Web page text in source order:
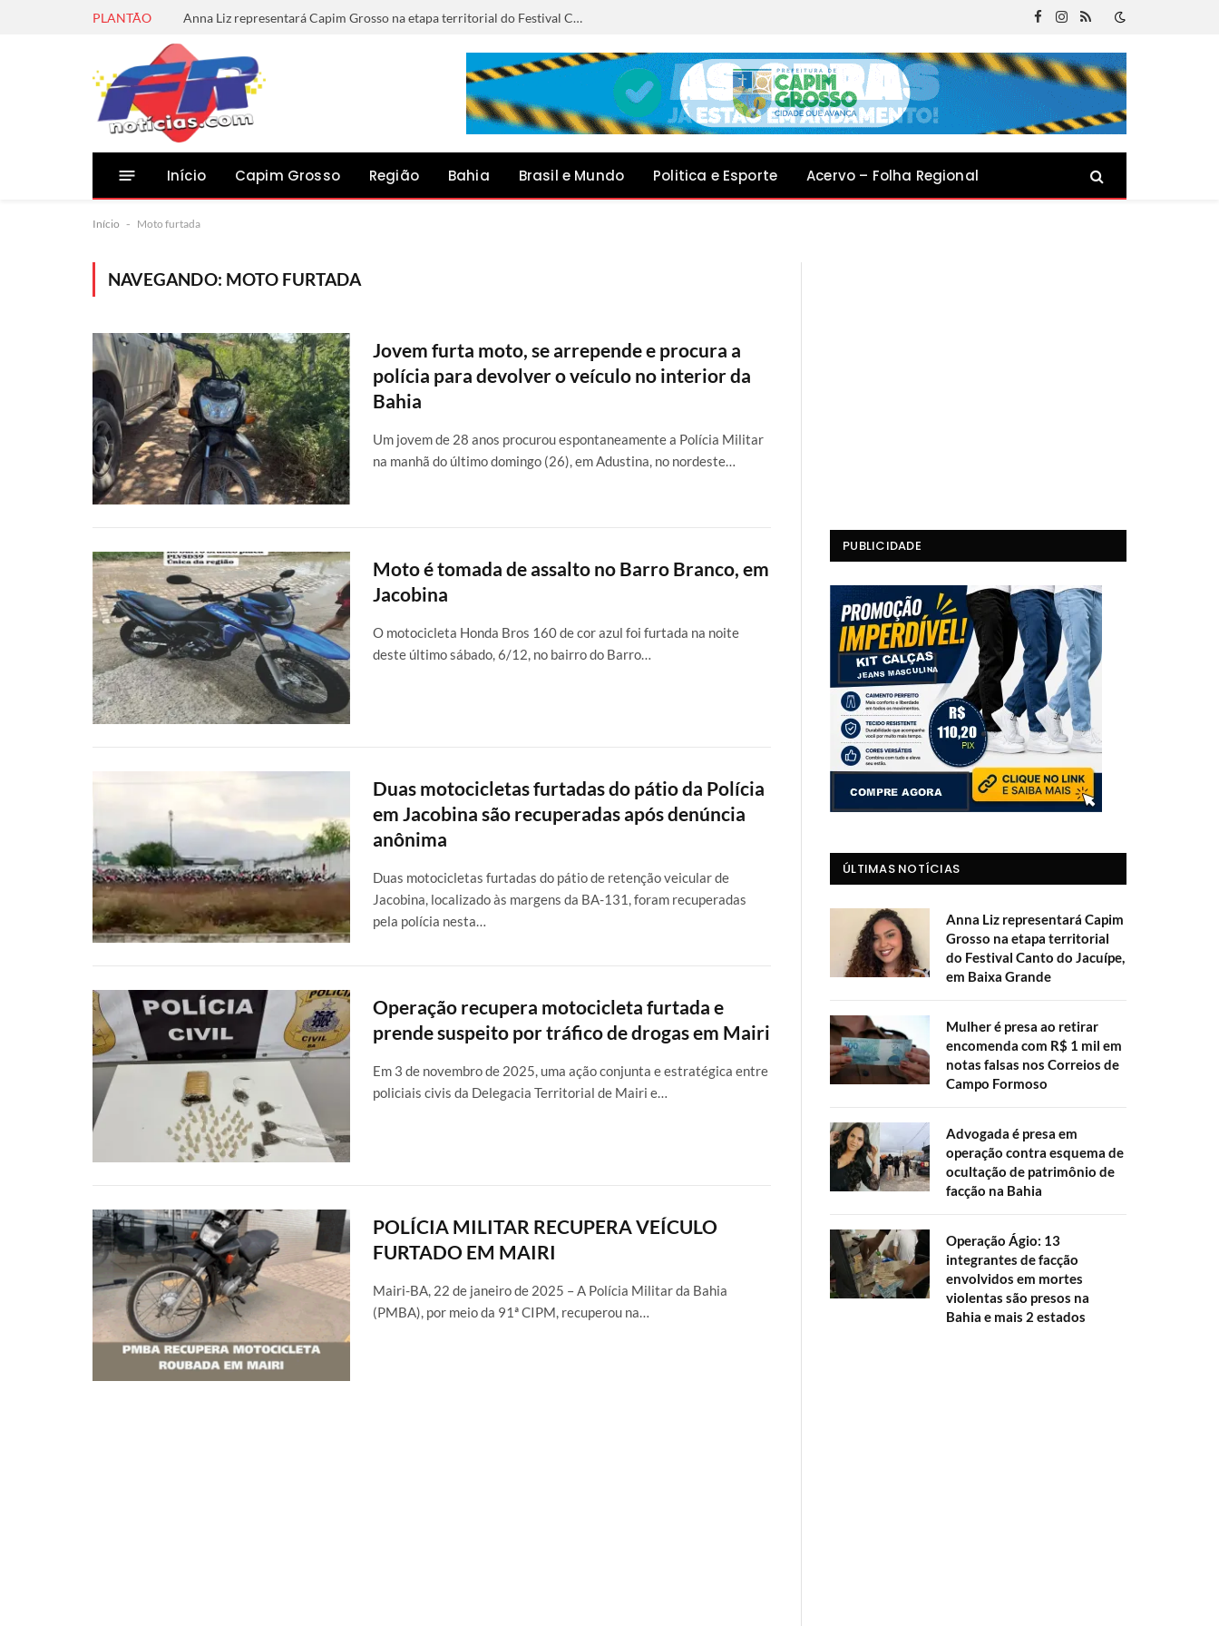
PLANTÃO Anna Liz representará Capim Grosso na etapa territorial do Festival Canto do Jacuípe, em Baixa Grande
Facebook
Instagram
RSS
Início Capim Grosso Região Bahia Brasil e Mundo Politica e Esporte Acervo – Folha Regional
Início - Moto furtada
NAVEGANDO: MOTO FURTADA
Jovem furta moto, se arrepende e procura a
polícia para devolver o veículo no interior da
Bahia
Um jovem de 28 anos procurou espontaneamente a Polícia Militar
na manhã do último domingo (26), em Adustina, no nordeste…
Moto é tomada de assalto no Barro Branco, em
Jacobina
O motocicleta Honda Bros 160 de cor azul foi furtada na noite
deste último sábado, 6/12, no bairro do Barro…
Duas motocicletas furtadas do pátio da Polícia
em Jacobina são recuperadas após denúncia
anônima
Duas motocicletas furtadas do pátio de retenção veicular de
Jacobina, localizado às margens da BA-131, foram recuperadas
pela polícia nesta…
Operação recupera motocicleta furtada e
prende suspeito por tráfico de drogas em Mairi
Em 3 de novembro de 2025, uma ação conjunta e estratégica entre
policiais civis da Delegacia Territorial de Mairi e…
POLÍCIA MILITAR RECUPERA VEÍCULO
FURTADO EM MAIRI
Mairi-BA, 22 de janeiro de 2025 – A Polícia Militar da Bahia
(PMBA), por meio da 91ª CIPM, recuperou na…
PUBLICIDADE
ÚLTIMAS NOTÍCIAS
Anna Liz representará Capim
Grosso na etapa territorial
do Festival Canto do Jacuípe,
em Baixa Grande
Mulher é presa ao retirar
encomenda com R$ 1 mil em
notas falsas nos Correios de
Campo Formoso
Advogada é presa em
operação contra esquema de
ocultação de patrimônio de
facção na Bahia
Operação Ágio: 13
integrantes de facção
envolvidos em mortes
violentas são presos na
Bahia e mais 2 estados